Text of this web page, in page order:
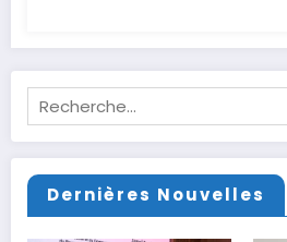
Dernières Nouvelles